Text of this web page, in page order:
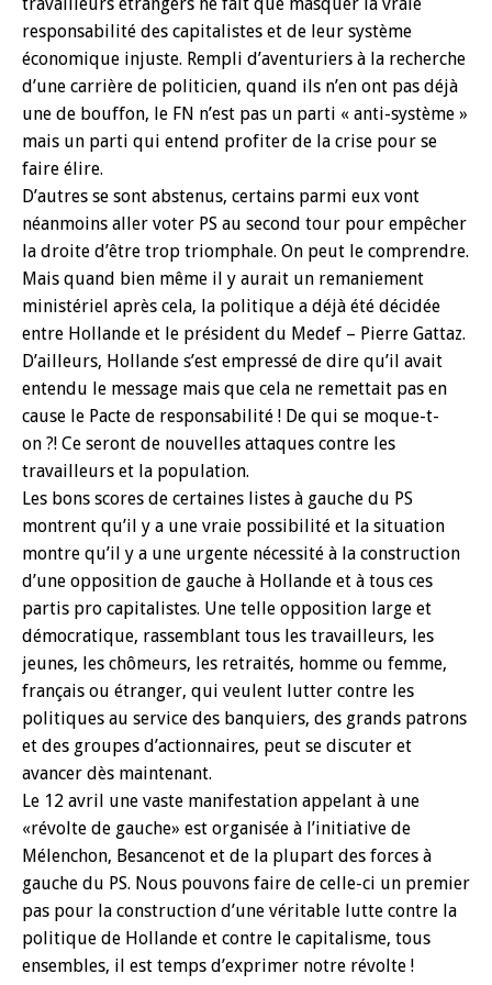
responsabilité des capitalistes et de leur système
économique injuste. Rempli d’aventuriers à la recherche
d’une carrière de politicien, quand ils n’en ont pas déjà
une de bouffon, le FN n’est pas un parti « anti-système »
mais un parti qui entend profiter de la crise pour se
faire élire.
D’autres se sont abstenus, certains parmi eux vont
néanmoins aller voter PS au second tour pour empêcher
la droite d’être trop triomphale. On peut le comprendre.
Mais quand bien même il y aurait un remaniement
ministériel après cela, la politique a déjà été décidée
entre Hollande et le président du Medef – Pierre Gattaz.
D’ailleurs, Hollande s’est empressé de dire qu’il avait
entendu le message mais que cela ne remettait pas en
cause le Pacte de responsabilité ! De qui se moque-t-
on ?! Ce seront de nouvelles attaques contre les
travailleurs et la population.
Les bons scores de certaines listes à gauche du PS
montrent qu’il y a une vraie possibilité et la situation
montre qu’il y a une urgente nécessité à la construction
d’une opposition de gauche à Hollande et à tous ces
partis pro capitalistes. Une telle opposition large et
démocratique, rassemblant tous les travailleurs, les
jeunes, les chômeurs, les retraités, homme ou femme,
français ou étranger, qui veulent lutter contre les
politiques au service des banquiers, des grands patrons
et des groupes d’actionnaires, peut se discuter et
avancer dès maintenant.
Le 12 avril une vaste manifestation appelant à une
«révolte de gauche» est organisée à l’initiative de
Mélenchon, Besancenot et de la plupart des forces à
gauche du PS. Nous pouvons faire de celle-ci un premier
pas pour la construction d’une véritable lutte contre la
politique de Hollande et contre le capitalisme, tous
ensembles, il est temps d’exprimer notre révolte !